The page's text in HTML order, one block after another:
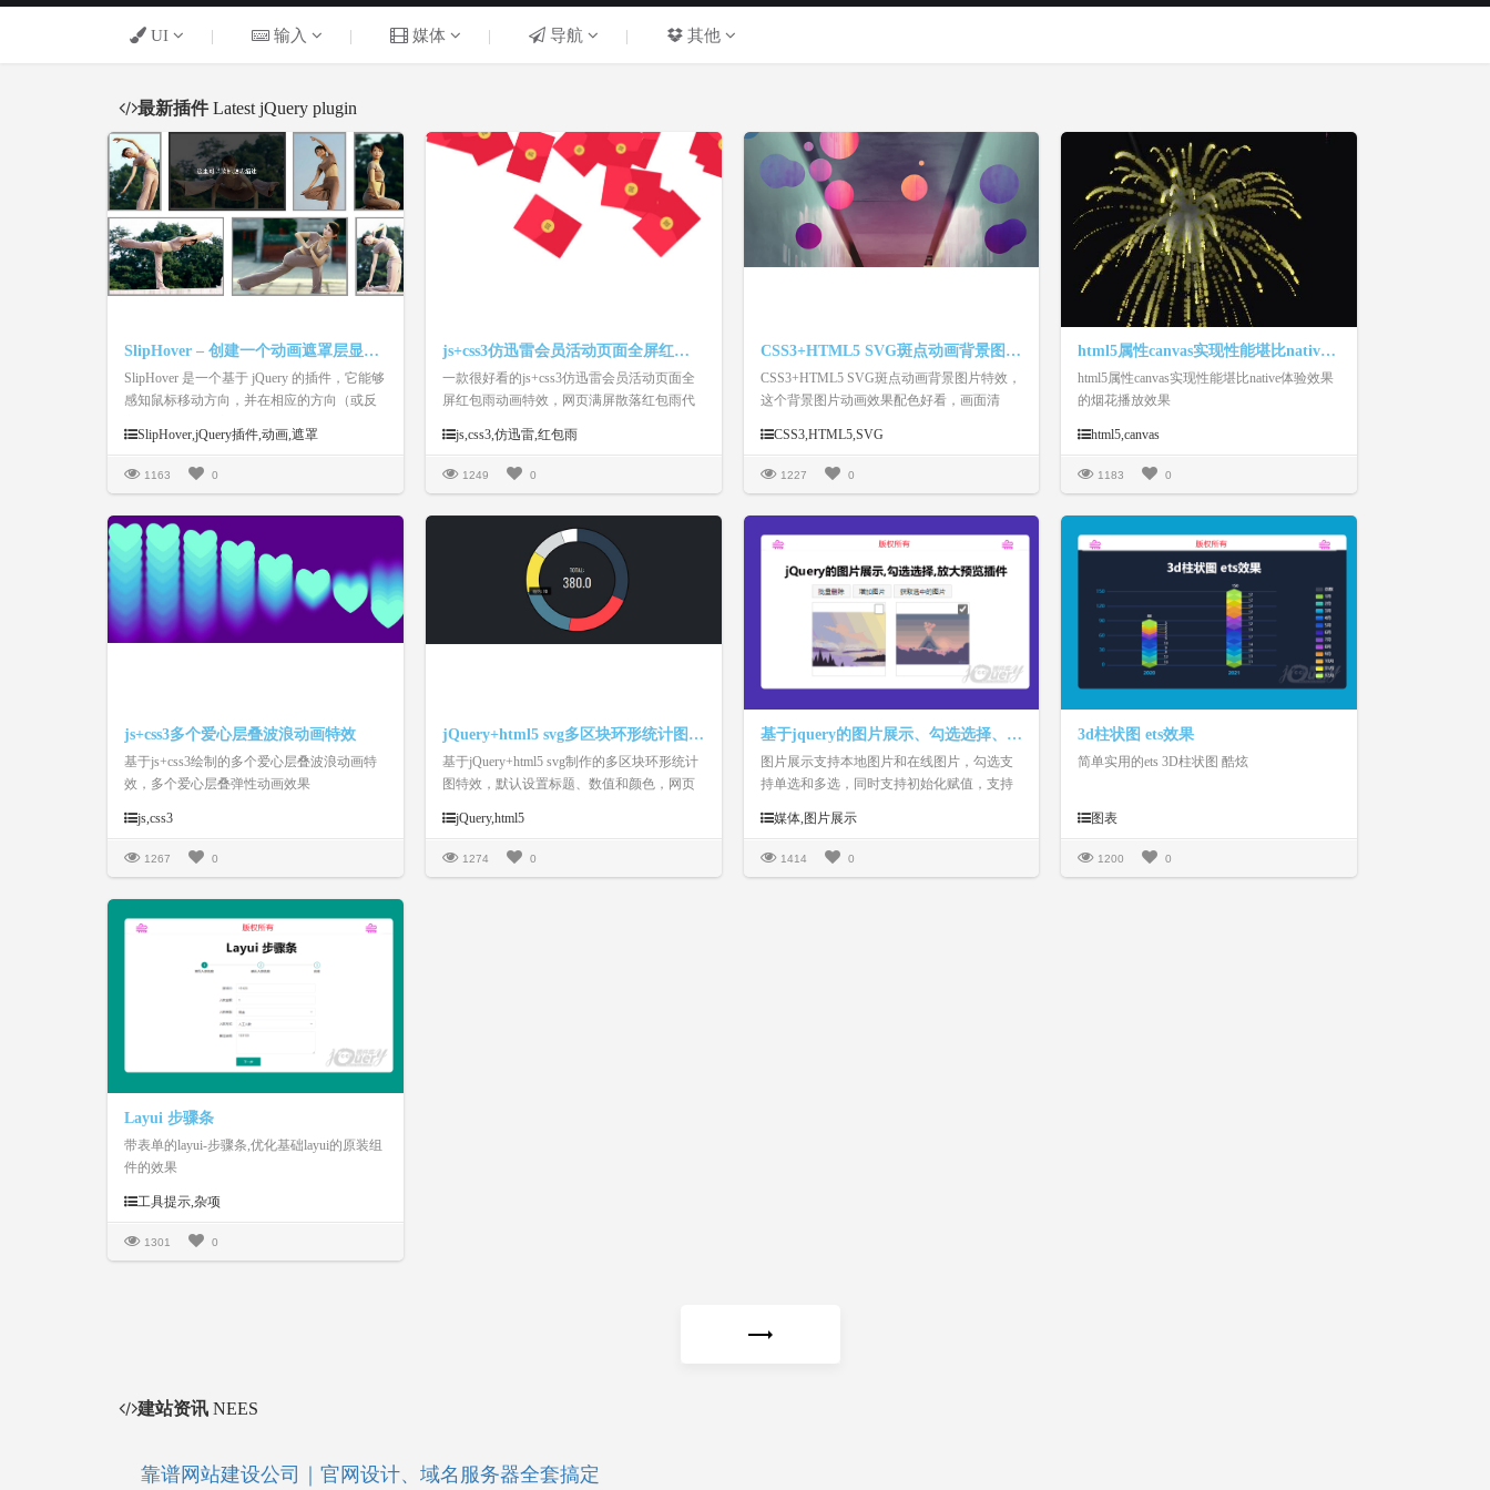
UI | 输入 | 媒体 | 导航 | 其他
最新插件 Latest jQuery plugin
SlipHover – 创建一个动画遮罩层显示标题或描述
SlipHover 是一个基于 jQuery 的插件，它能够
感知鼠标移动方向，并在相应的方向（或反
来显示标题或描述，应用到幻灯片或相册中
是个不错的选择。SlipHover 还支持自定义遮
幻灯片或相册更加的上档次。
SlipHover,jQuery插件,动画,遮罩
1163 0
js+css3仿迅雷会员活动页面全屏红包雨动画特效
一款很好看的js+css3仿迅雷会员活动页面全
屏红包雨动画特效，网页满屏散落红包雨代
js,css3,仿迅雷,红包雨
1249 0
CSS3+HTML5 SVG斑点动画背景图片特效
CSS3+HTML5 SVG斑点动画背景图片特效，
这个背景图片动画效果配色好看，画面清
CSS3,HTML5,SVG
1227 0
html5属性canvas实现性能堪比native体验效果的烟花播放效果
html5属性canvas实现性能堪比native体验效果
的烟花播放效果
html5,canvas
1183 0
js+css3多个爱心层叠波浪动画特效
基于js+css3绘制的多个爱心层叠波浪动画特
效，多个爱心层叠弹性动画效果
js,css3
1267 0
jQuery+html5 svg多区块环形统计图特效
基于jQuery+html5 svg制作的多区块环形统计
图特效，默认设置标题、数值和颜色，网页
jQuery,html5
1274 0
基于jquery的图片展示、勾选选择、放大预览插件、初始化选中
图片展示支持本地图片和在线图片，勾选支
持单选和多选，同时支持初始化赋值，支持
媒体,图片展示
1414 0
3d柱状图 ets效果
简单实用的ets 3D柱状图 酷炫
图表
1200 0
Layui 步骤条
带表单的layui-步骤条,优化基础layui的原装组
件的效果
工具提示,杂项
1301 0
建站资讯 NEES
靠谱网站建设公司｜官网设计、域名服务器全套搞定